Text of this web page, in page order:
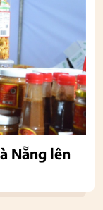
Nẵng lên